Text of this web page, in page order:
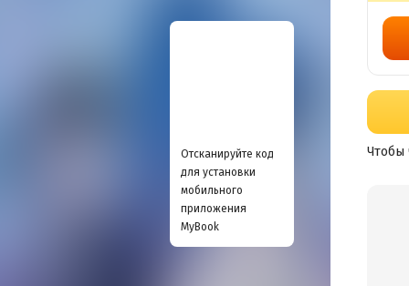
Отсканируйте код
для установки
мобильного
приложения
MyBook
Чтобы